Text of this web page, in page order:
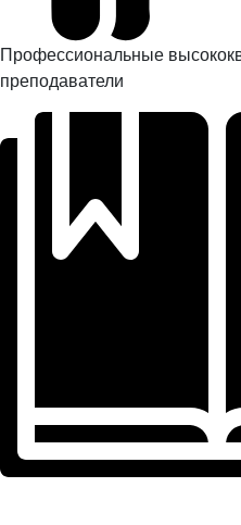
Профессиональные
преподаватели